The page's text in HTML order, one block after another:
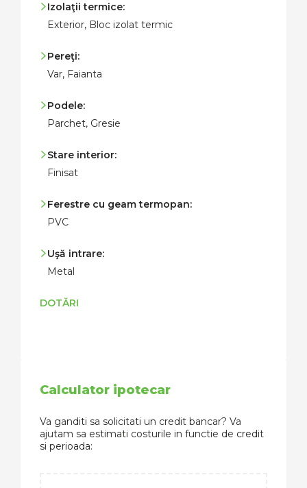
Izolaţii termice:
Exterior, Bloc izolat termic
Pereţi:
Var, Faianta
Podele:
Parchet, Gresie
Stare interior:
Finisat
Ferestre cu geam termopan:
PVC
Uşă intrare:
Metal
DOTĂRI
Calculator ipotecar
Va ganditi sa solicitati un credit bancar? Va
ajutam sa estimati costurile in functie de credit
si perioada: